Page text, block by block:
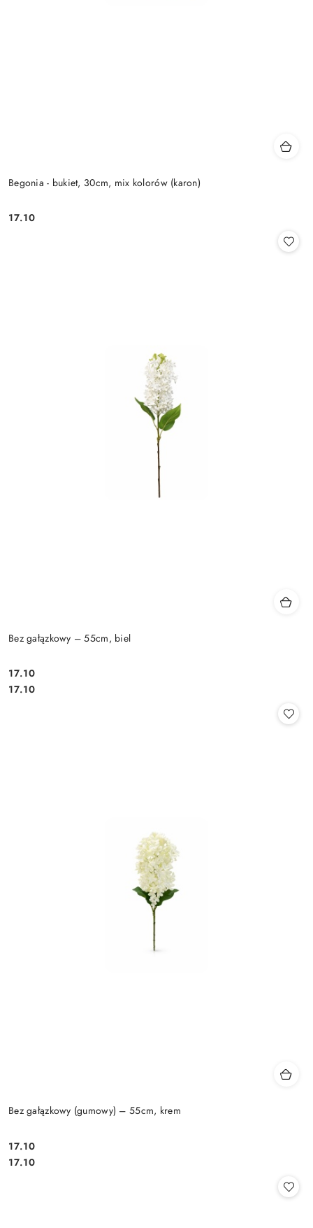
Begonia - bukiet, 30cm, mix kolorów (karon)
Cena:
17.10
Bez gałązkowy – 55cm, biel
Cena:
17.10
Cena:
17.10
Bez gałązkowy (gumowy) – 55cm, krem
Cena:
17.10
Cena:
17.10